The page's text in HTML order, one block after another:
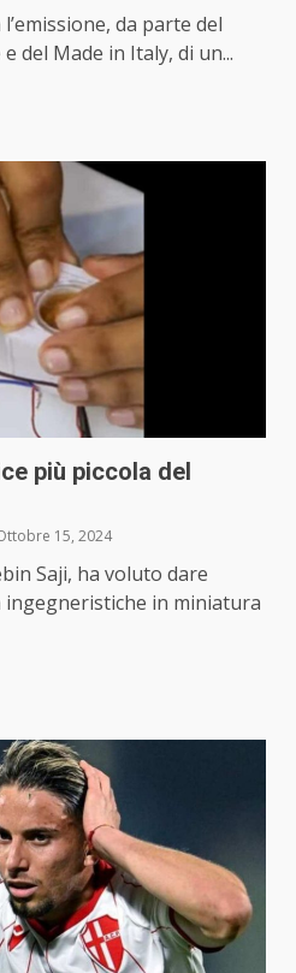
da parte del
del Made in Italy, di un...
più piccola del
15, 2024
Saji, ha voluto dare
in miniatura